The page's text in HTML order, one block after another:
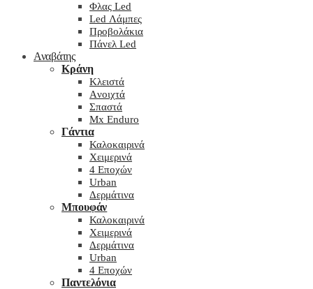
Φλας Led
Led Λάμπες
Προβολάκια
Πάνελ Led
Αναβάτης
Κράνη
Kλειστά
Aνοιχτά
Σπαστά
Mx Enduro
Γάντια
Καλοκαιρινά
Χειμερινά
4 Εποχών
Urban
Δερμάτινα
Μπουφάν
Καλοκαιρινά
Χειμερινά
Δερμάτινα
Urban
4 Εποχών
Παντελόνια